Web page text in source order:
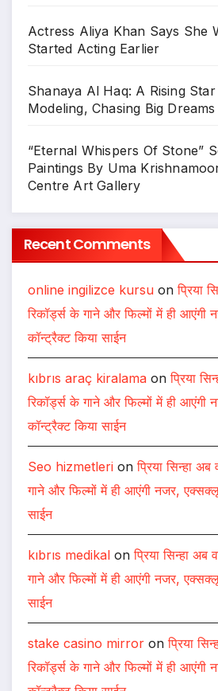
Actress Aliya Khan Says She
Started Acting Earlier
Shanaya Al Haq: A Rising
Modeling, Chasing Big Dreams
“Eternal Whispers Of Stone”
Paintings By Uma
Centre Art Gallery
Recent Comments
online ingilizce kursu onप्रिया
रिकॉर्ड्स के गाने और फिल्मों में ही आएंगी
कॉन्ट्रैक्ट किया साईन
kıbrıs araç kiralama onप्रिया
रिकॉर्ड्स के गाने और फिल्मों में ही आएंगी
कॉन्ट्रैक्ट किया साईन
Seo hizmetleri onप्रिया सिन्हा अब
गाने और फिल्मों में ही आएंगी नजर,
साईन
kıbrıs medikal onप्रिया सिन्हा अब
गाने और फिल्मों में ही आएंगी नजर,
साईन
stake casino mirror onप्रिया
रिकॉर्ड्स के गाने और फिल्मों में ही आएंगी